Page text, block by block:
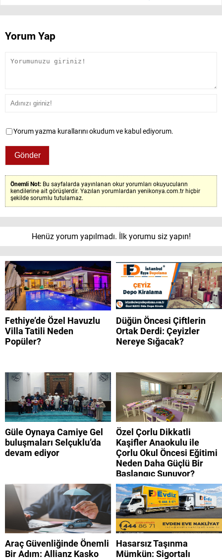
Yorum Yap
Yorum yazma kurallarını okudum ve kabul ediyorum.
Önemli Not: Bu sayfalarda yayınlanan okur yorumları okuyucuların
kendilerine ait görüşlerdir. Yazılan yorumlardan yenikonya.com.tr hiçbir
şekilde sorumlu tutulamaz.
Henüz yorum yapılmadı. İlk yorumu siz yapın!
Fethiye’de Özel Havuzlu
Villa Tatili Neden
Popüler?
Düğün Öncesi Çiftlerin
Ortak Derdi: Çeyizler
Nereye Sığacak?
Güle Oynaya Camiye Gel
buluşmaları Selçuklu’da
devam ediyor
Özel Çorlu Dikkatli
Kaşifler Anaokulu ile
Çorlu Okul Öncesi Eğitimi
Neden Daha Güçlü Bir
Başlangıç Sunuyor?
Araç Güvenliğinde Önemli
Bir Adım: Allianz Kasko
Hasarsız Taşınma
Mümkün: Sigortalı